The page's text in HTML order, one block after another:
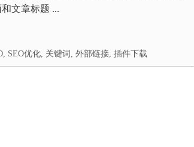
文章标题 ...
, SEO优化, 关键词 ,外部链接,插件下载